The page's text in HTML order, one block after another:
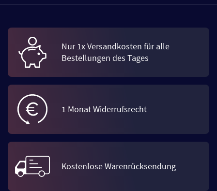
Nur 1x Versandkosten für alle
Bestellungen des Tages
1 Monat Widerrufsrecht
Kostenlose Warenrücksendung